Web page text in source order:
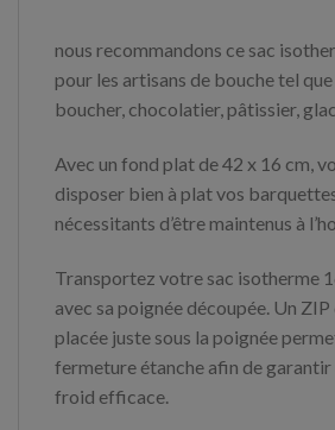
nous recommandons ce sac
pour les artisans de bouche tel
boucher, chocolatier, pâtissier,
Avec un fond plat de42 x 16 cm,
disposer bien à plat vos
nécessitants d’être maintenus à
Transportez votre sac isotherme
avec sa poignée découpée. Un
placée juste sous la poignée
fermeture étanche afin de garantir
froid efficace.